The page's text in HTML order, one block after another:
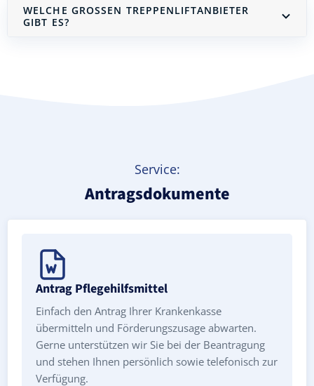
WELCHE GROSSEN TREPPENLIFTANBIETER G
IBT ES?
Service:
Antragsdokumente
Antrag Pflegehilfsmittel
Einfach den Antrag Ihrer Krankenkasse
übermitteln und Förderungszusage abwarten.
Gerne unterstützen wir Sie bei der Beantragung
und stehen Ihnen persönlich sowie telefonisch zur
Verfügung.